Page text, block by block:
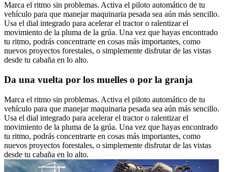
Marca el ritmo sin problemas. Activa el piloto automático de tu
vehículo para que manejar maquinaria pesada sea aún más sencillo.
Usa el dial integrado para acelerar el tractor o ralentizar el
movimiento de la pluma de la grúa. Una vez que hayas encontrado
tu ritmo, podrás concentrarte en cosas más importantes, como
nuevos proyectos forestales, o simplemente disfrutar de las vistas
desde tu cabaña en lo alto.
Da una vuelta por los muelles o por la granja
Marca el ritmo sin problemas. Activa el piloto automático de tu
vehículo para que manejar maquinaria pesada sea aún más sencillo.
Usa el dial integrado para acelerar el tractor o ralentizar el
movimiento de la pluma de la grúa. Una vez que hayas encontrado
tu ritmo, podrás concentrarte en cosas más importantes, como
nuevos proyectos forestales, o simplemente disfrutar de las vistas
desde tu cabaña en lo alto.